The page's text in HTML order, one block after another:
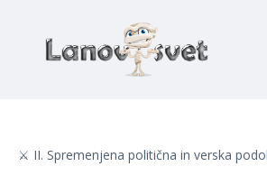
⚔️ II. Spremenjena politična in verska